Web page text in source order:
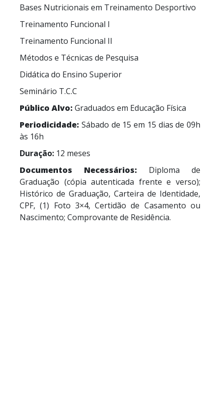
Bases Nutricionais em Treinamento Desportivo
Treinamento Funcional I
Treinamento Funcional II
Métodos e Técnicas de Pesquisa
Didática do Ensino Superior
Seminário T.C.C
Público Alvo: Graduados em Educação Física
Periodicidade: Sábado de 15 em 15 dias de 09h
às 16h
Duração: 12 meses
Documentos Necessários:
Diploma de
Graduação (cópia autenticada frente e verso);
Histórico de Graduação, Carteira de Identidade,
CPF, (1) Foto 3×4, Certidão de Casamento ou
Nascimento; Comprovante de Residência.